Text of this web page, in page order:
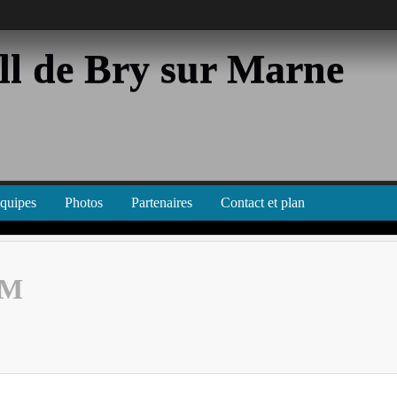
de Bry sur Marne
Photos Partenaires Contact et plan